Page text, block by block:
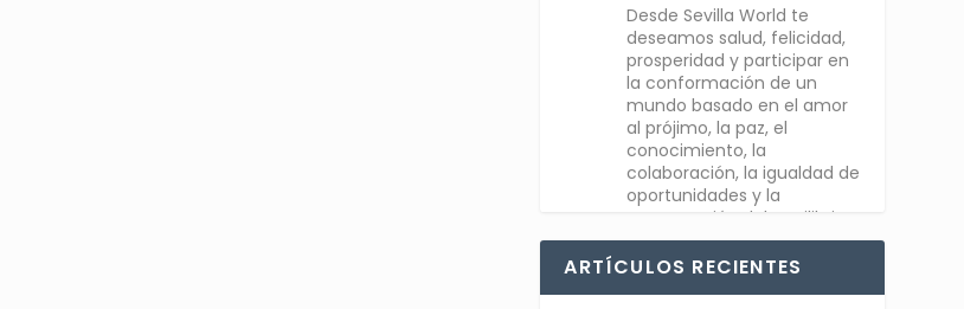
Desde Sevilla World te
deseamos salud, felicidad,
prosperidad y participar en
la conformación de un
mundo basado en el amor
al prójimo, la paz, el
conocimiento, la
colaboración, la igualdad de
oportunidades y la
recuperación del equilibrio
entre sociedad y planeta.
#Feliz2025
ARTÍCULOS RECIENTES